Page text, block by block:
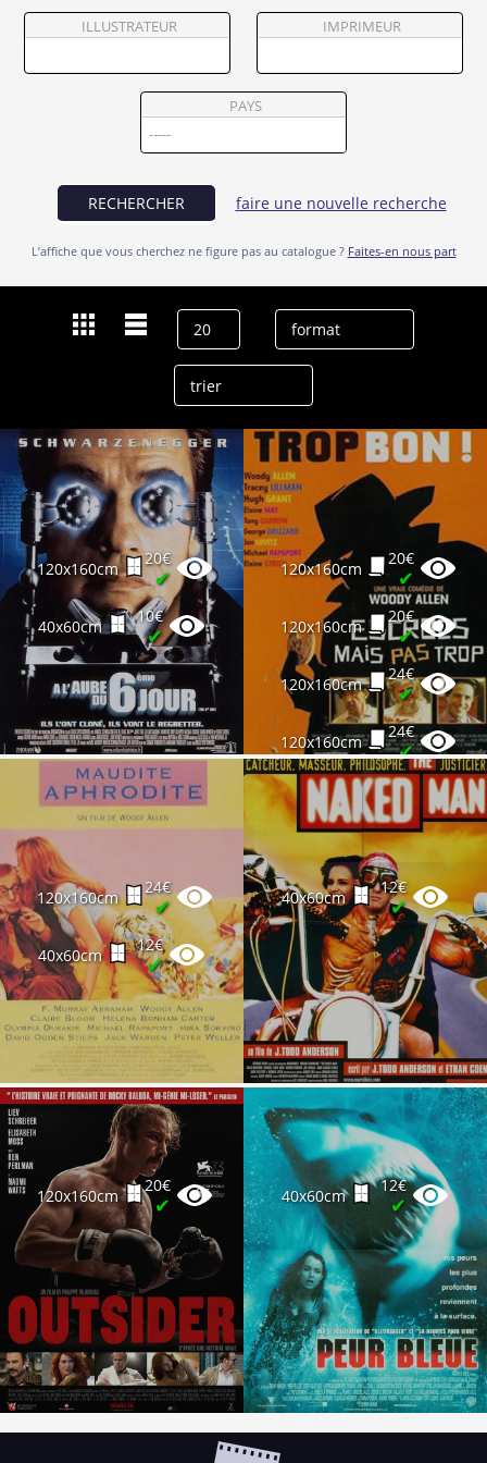
Vendre
ILLUSTRATEUR IMPRIMEUR
PAYS
RECHERCHER faire une nouvelle recherche
L’affiche que vous cherchez ne figure pas au catalogue ? Faites-en nous part
120x160cm
20€
✔
40x60cm
10€
✔
120x160cm
20€
✔
120x160cm
20€
✔
120x160cm
24€
✔
120x160cm
24€
✔
120x160cm
24€
✔
40x60cm
12€
✔
40x60cm
12€
✔
120x160cm
20€
✔ 40x60cm
12€
✔